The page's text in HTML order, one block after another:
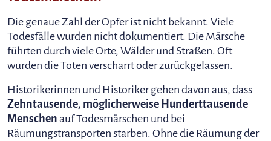
Die genaue Zahl der Opfer ist nicht bekannt. Viele
Todesfälle wurden nicht dokumentiert. Die Märsche
führten durch viele Orte, Wälder und Straßen. Oft
wurden die Toten verscharrt oder zurückgelassen.
Historikerinnen und Historiker gehen davon aus, dass
Zehntausende, möglicherweise Hunderttausende
Menschen auf Todesmärschen und bei
Räumungstransporten starben. Ohne die Räumung der